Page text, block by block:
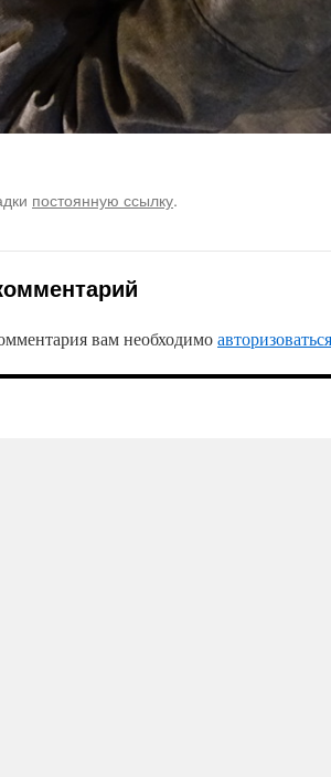
постоянную ссылку.
вам необходимоавторизоваться